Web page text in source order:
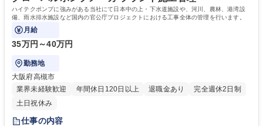
ハイテクポンプに強みがある当社にて日本中の上・下水道施設や、河川、農林、港湾設
備、雨水排水施設など国内の官公庁プロジェクトにおける工事全体の管理を行います。
月給
35万円～40万円
勤務地
大阪府高槻市
業界未経験歓迎
年間休日120日以上 退職金あり
完全週休2日制
土日祝休み
仕事の内容